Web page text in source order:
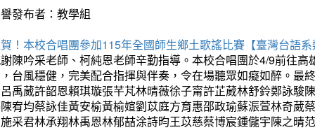
發布者：教學組
！本校合唱團參加115年全國師生鄉土歌謠比賽【臺灣台語
陳吟采老師、柯純恩老師辛勤指導。本校合唱團於4/9前往
台風穩健，完美配合指揮與伴奏，令在場聽眾如癡如醉。最
禹葳許韶恩賴琪璇張芊芃林晴薇徐子甯許芷葳林舒鈴鄭詠駿
宥均蔡詠佳黃安榆黃榆媗劉苡庭方育惠邵政瑜蘇浱萱林奇葳
采君林承翔林禹恩林郁喆涂詩昀王苡慈蔡博宸鍾儱宇陳之晴